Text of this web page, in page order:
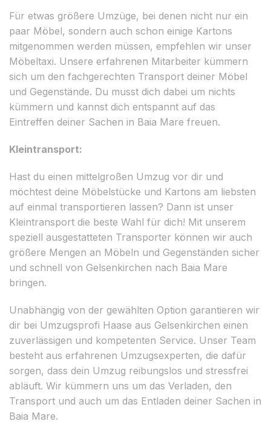
Für etwas größere Umzüge, bei denen nicht nur ein
paar Möbel, sondern auch schon einige Kartons
mitgenommen werden müssen, empfehlen wir unser
Möbeltaxi. Unsere erfahrenen Mitarbeiter kümmern
sich um den fachgerechten Transport deiner Möbel
und Gegenstände. Du musst dich dabei um nichts
kümmern und kannst dich entspannt auf das
Eintreffen deiner Sachen in Baia Mare freuen.
Kleintransport:
Hast du einen mittelgroßen Umzug vor dir und
möchtest deine Möbelstücke und Kartons am liebsten
auf einmal transportieren lassen? Dann ist unser
Kleintransport die beste Wahl für dich! Mit unserem
speziell ausgestatteten Transporter können wir auch
größere Mengen an Möbeln und Gegenständen sicher
und schnell von Gelsenkirchen nach Baia Mare
bringen.
Unabhängig von der gewählten Option garantieren wir
dir bei Umzugsprofi Haase aus Gelsenkirchen einen
zuverlässigen und kompetenten Service. Unser Team
besteht aus erfahrenen Umzugsexperten, die dafür
sorgen, dass dein Umzug reibungslos und stressfrei
abläuft. Wir kümmern uns um das Verladen, den
Transport und auch um das Entladen deiner Sachen in
Baia Mare.